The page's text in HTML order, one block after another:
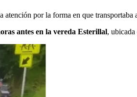
por la forma en que transportaba
antes en la vereda Esterillal,